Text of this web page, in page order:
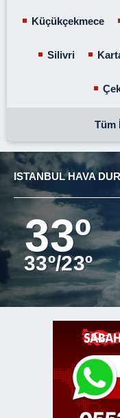
Küçükçekmece
Silivri
Tüm
ISTANBUL HAVA
33º
33º/23º